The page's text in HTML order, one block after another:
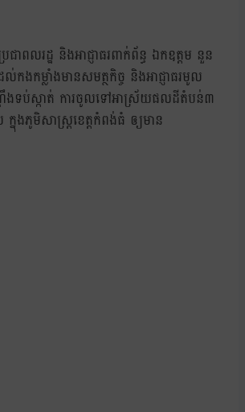
ជាពលរដ្ឋ និងអាជ្ញាធរពាក់ព័ន្ធ ឯកឧត្តម នួន
កងកម្លាំងមានសមត្ថកិច្ច និងអាជ្ញាធរមូល
ណ្តឹងទប់ស្កាត់ ការចូលទៅអាស្រ័យផលដីតំបន់៣
នុងភូមិសាស្ត្រខេត្តកំពង់ធំ ឲ្យមាន